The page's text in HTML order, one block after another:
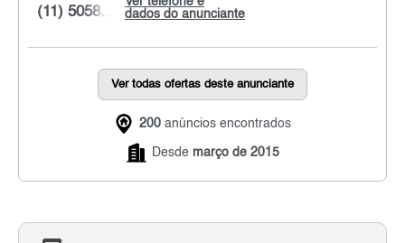
dados do anunciante
(11) 5058...
Ver todas ofertas deste anunciante
200 anúncios encontrados
Desde março de 2015